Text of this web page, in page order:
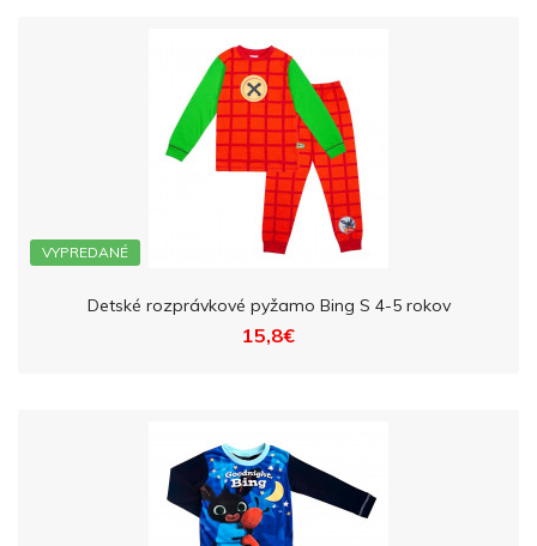
VYPREDANÉ
Detské rozprávkové pyžamo Bing S 4-5 rokov
15,8€